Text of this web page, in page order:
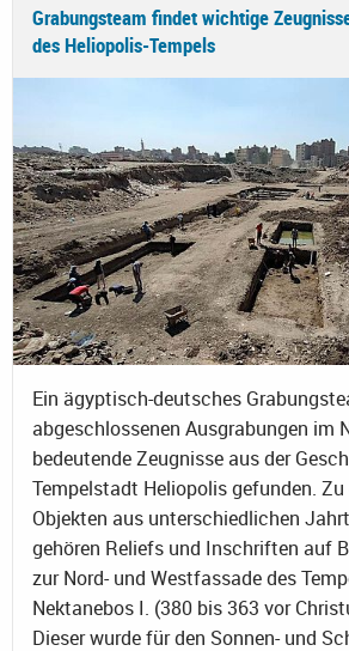
Grabungsteam findet wichtige
des Heliopolis-Tempels
Ein ägyptisch-deutsches
abgeschlossenen Ausgrabungen im
bedeutende Zeugnisse aus der
Tempelstadt Heliopolis gefunden.
Objekten aus unterschiedlichen
gehören Reliefs und Inschriften auf
zur Nord- und Westfassade des
Nektanebos I. (380 bis 363 vor
Dieser wurde für den Sonnen- und